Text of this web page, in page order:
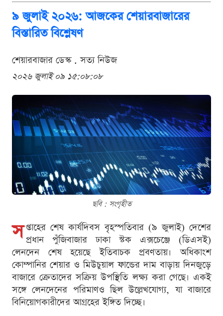
৯ জুলাই ২০২৬: আজকের শেয়ারবাজারের
বিস্তারিত বিশ্লেষণ
শেয়ারবাজার ডেস্ক . সত্য নিউজ
২০২৬ জুলাই ০৯ ১৫:০৮:০৮
ছবি : সংগৃহীত
স প্তাহের শেষ কার্যদিবস বৃহস্পতিবার (৯ জুলাই) দেশের
প্রধান পুঁজিবাজার ঢাকা স্টক এক্সচেঞ্জে (ডিএসই)
লেনদেন শেষ হয়েছে ইতিবাচক প্রবণতায়। অধিকাংশ
কোম্পানির শেয়ার ও মিউচুয়াল ফান্ডের দাম বাড়ায় দিনজুড়ে
বাজারে ক্রেতাদের সক্রিয় উপস্থিতি লক্ষ্য করা গেছে। একই
সঙ্গে লেনদেনের পরিমাণও ছিল উল্লেখযোগ্য, যা বাজারে
বিনিয়োগকারীদের আগ্রহের ইঙ্গিত দিচ্ছে।